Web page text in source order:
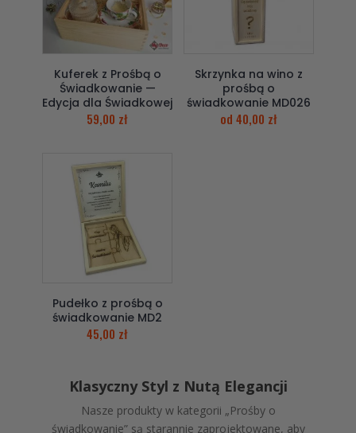
Kuferek z Prośbą o
Świadkowanie —
Edycja dla Świadkowej
59,00 zł
Skrzynka na wino z
prośbą o
świadkowanie MD026
od 40,00 zł
Pudełko z prośbą o
świadkowanie MD2
45,00 zł
Klasyczny Styl z Nutą Elegancji
Nasze produkty w kategorii „Prośby o
świadkowanie” są starannie zaprojektowane, aby